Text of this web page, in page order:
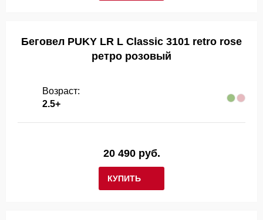
Беговел PUKY LR L Classic 3101 retro rose
ретро розовый
Возраст:
2.5+
КУПИТЬ
20 490 руб.